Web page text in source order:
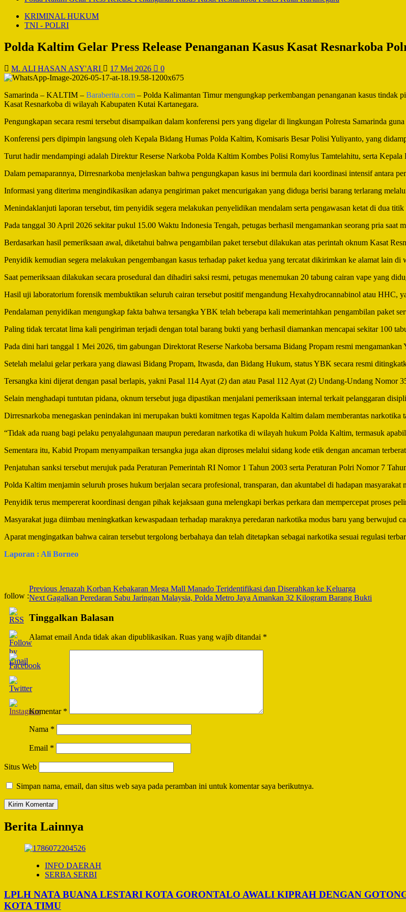
KRIMINAL HUKUM
TNI - POLRI
Polda Kaltim Gelar Press Release Penanganan Kasus Kasat Resnarkoba
M. ALI HASAN ASY'ARI 17 Mei 2026 0
Samarinda – KALTIM – Baraberita.com – Polda Kalimantan Timur mengungkap perkembangan penanganan kasus tindak
Kasat Resnarkoba di wilayah Kabupaten Kutai Kartanegara.
Pengungkapan secara resmi tersebut disampaikan dalam konferensi pers yang digelar di lingkungan Polresta Samarinda
Konferensi pers dipimpin langsung oleh Kepala Bidang Humas Polda Kaltim, Komisaris Besar Polisi Yuliyanto, yang
Turut hadir mendampingi adalah Direktur Reserse Narkoba Polda Kaltim Kombes Polisi Romylus Tamtelahitu, serta
Dalam pemaparannya, Dirresnarkoba menjelaskan bahwa pengungkapan kasus ini bermula dari koordinasi intensif antara
Informasi yang diterima mengindikasikan adanya pengiriman paket mencurigakan yang diduga berisi barang terlarang
Menindaklanjuti laporan tersebut, tim penyidik segera melakukan penyelidikan mendalam serta pengawasan ketat di dua
Pada tanggal 30 April 2026 sekitar pukul 15.00 Waktu Indonesia Tengah, petugas berhasil mengamankan seorang pria saat
Berdasarkan hasil pemeriksaan awal, diketahui bahwa pengambilan paket tersebut dilakukan atas perintah oknum Kasat
Penyidik kemudian segera melakukan pengembangan kasus terhadap paket kedua yang tercatat dikirimkan ke alamat lain di
Saat pemeriksaan dilakukan secara prosedural dan dihadiri saksi resmi, petugas menemukan 20 tabung cairan vape yang
Hasil uji laboratorium forensik membuktikan seluruh cairan tersebut positif mengandung Hexahydrocannabinol atau HHC,
Pendalaman penyidikan mengungkap fakta bahwa tersangka YBK telah beberapa kali memerintahkan pengambilan paket
Paling tidak tercatat lima kali pengiriman terjadi dengan total barang bukti yang berhasil diamankan mencapai sekitar 100
Pada dini hari tanggal 1 Mei 2026, tim gabungan Direktorat Reserse Narkoba bersama Bidang Propam resmi
Setelah melalui gelar perkara yang diawasi Bidang Propam, Itwasda, dan Bidang Hukum, status YBK secara resmi
Tersangka kini dijerat dengan pasal berlapis, yakni Pasal 114 Ayat (2) dan atau Pasal 112 Ayat (2) Undang-Undang Nomor
Selain menghadapi tuntutan pidana, oknum tersebut juga dipastikan menjalani pemeriksaan internal terkait pelanggaran
Dirresnarkoba menegaskan penindakan ini merupakan bukti komitmen tegas Kapolda Kaltim dalam memberantas narkotika
“Tidak ada ruang bagi pelaku penyalahgunaan maupun peredaran narkotika di wilayah hukum Polda Kaltim, termasuk
Sementara itu, Kabid Propam menyampaikan tersangka juga akan diproses melalui sidang kode etik dengan ancaman
Penjatuhan sanksi tersebut merujuk pada Peraturan Pemerintah RI Nomor 1 Tahun 2003 serta Peraturan Polri Nomor 7
Polda Kaltim menjamin seluruh proses hukum berjalan secara profesional, transparan, dan akuntabel di hadapan masyarakat
Penyidik terus mempererat koordinasi dengan pihak kejaksaan guna melengkapi berkas perkara dan mempercepat proses
Masyarakat juga diimbau meningkatkan kewaspadaan terhadap maraknya peredaran narkotika modus baru yang berwujud
Aparat mengingatkan bahwa cairan tersebut tergolong berbahaya dan telah ditetapkan sebagai narkotika sesuai regulasi
Laporan : Ali Borneo
follow :
Post
Navigation
Previous Jenazah Korban Kebakaran Mega Mall Manado Teridentifikasi dan Diserahkan ke Keluarga
Next Gagalkan Peredaran Sabu Jaringan Malaysia, Polda Metro Jaya Amankan 32 Kilogram Barang Bukti
Tinggalkan Balasan
Alamat email Anda tidak akan dipublikasikan. Ruas yang wajib ditandai *
Komentar *
Nama *
Email *
Situs Web
Simpan nama, email, dan situs web saya pada peramban ini untuk komentar saya berikutnya.
Berita Lainnya
INFO DAERAH
SERBA SERBI
LPLH NATA BUANA LESTARI KOTA GORONTALO AWALI KIPRAH DENGAN
KOTA TIMU